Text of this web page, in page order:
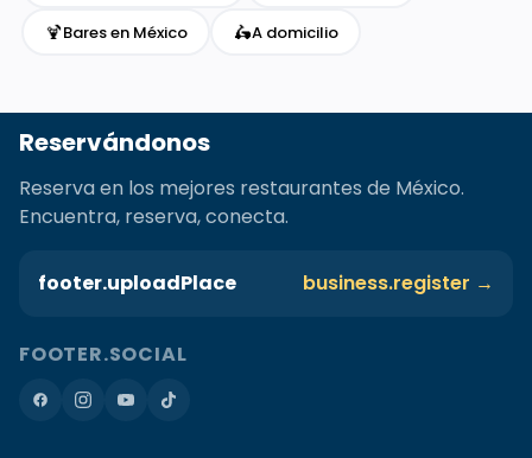
🍹Bares en México 🛵A domicilio
Reservándonos
Reserva en los mejores restaurantes de México.
Encuentra, reserva, conecta.
footer.uploadPlace business.register →
FOOTER.SOCIAL